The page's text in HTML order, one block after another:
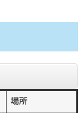
場所